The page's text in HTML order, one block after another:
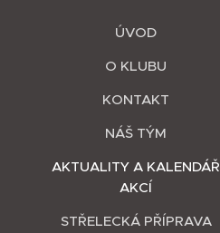
ÚVOD
O KLUBU
KONTAKT
NÁŠ TÝM
AKTUALITY A KALENDÁŘ
AKCÍ
STŘELECKÁ PŘÍPRAVA